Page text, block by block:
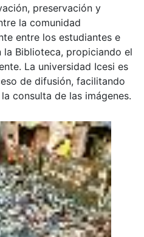
preservación y
la comunidad
entre los estudiantes e
Biblioteca, propiciando el
La universidad Icesi es
de difusión, facilitando
consulta de las imágenes.